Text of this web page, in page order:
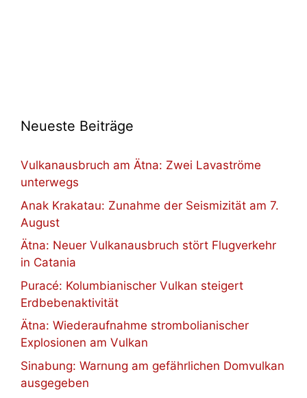
Neueste Beiträge
Vulkanausbruch am Ätna: Zwei Lavaströme
unterwegs
Anak Krakatau: Zunahme der Seismizität am 7.
August
Ätna: Neuer Vulkanausbruch stört Flugverkehr
in Catania
Puracé: Kolumbianischer Vulkan steigert
Erdbebenaktivität
Ätna: Wiederaufnahme strombolianischer
Explosionen am Vulkan
Sinabung: Warnung am gefährlichen Domvulkan
ausgegeben